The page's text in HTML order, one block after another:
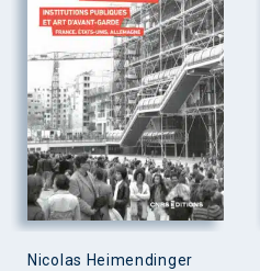
Nicolas Heimendinger